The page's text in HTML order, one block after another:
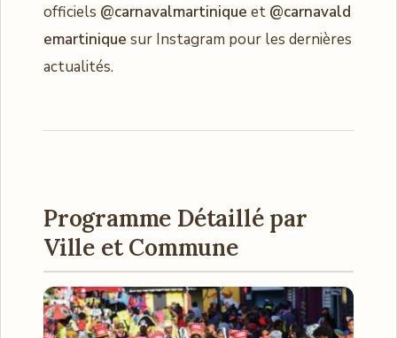
officiels @carnavalmartinique et @carnavald
emartinique sur Instagram pour les dernières
actualités.
Programme Détaillé par
Ville et Commune